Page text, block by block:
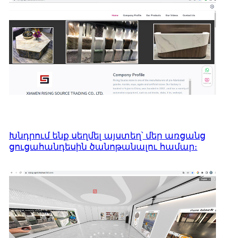
Խնդրում ենք սեղմել այստեղ՝ մեր առցանց
ցուցահանդեսին ծանոթանալու համար։